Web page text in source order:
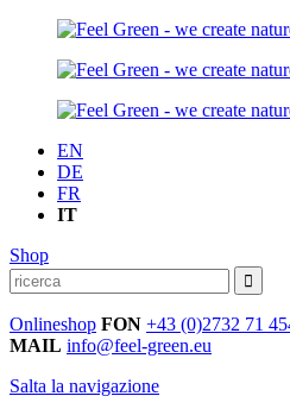
EN
DE
FR
IT
Shop
Onlineshop FON +43 (0)2732 71
MAIL info@feel-green.eu
Salta la navigazione